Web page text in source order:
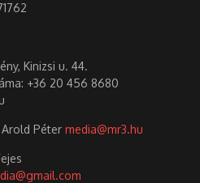
Kinizsi u. 44.
+36 20 456 8680
Péter media@mr3.hu